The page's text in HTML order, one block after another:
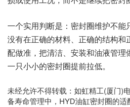
一个实用判断是：密封圈维护不能
没有在正确的材料、正确的结构和
配做准，把清洁、安装和油液管理
一只小小的密封圈提前拉低。
未经允许不得转载： 如虹精工(厦门)
备寿命管理中，HYD油缸密封圈的适